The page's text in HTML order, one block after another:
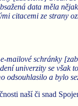
data měla
citacemi ze strany
mailové schránky
univerzity se však
a bylo
naší či snad